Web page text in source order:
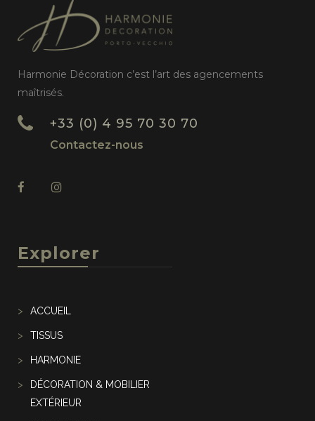
Harmonie Décoration c’est l’art des agencements
maîtrisés.
+33 (0) 4 95 70 30 70
Contactez-nous
Explorer
ACCUEIL
TISSUS
HARMONIE
DÉCORATION & MOBILIER
EXTÉRIEUR